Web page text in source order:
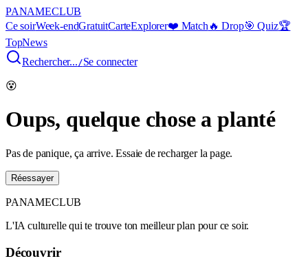
PANAMECLUB
Ce soirWeek-endGratuitCarteExplorer❤️ Match 🔥 Drop🎯 Quiz🏆
TopNews
Rechercher.../Se connecter
😵
Oups, quelque chose a planté
Pas de panique, ça arrive. Essaie de recharger la page.
Réessayer
PANAMECLUB
L'IA culturelle qui te trouve ton meilleur plan pour ce soir.
Découvrir